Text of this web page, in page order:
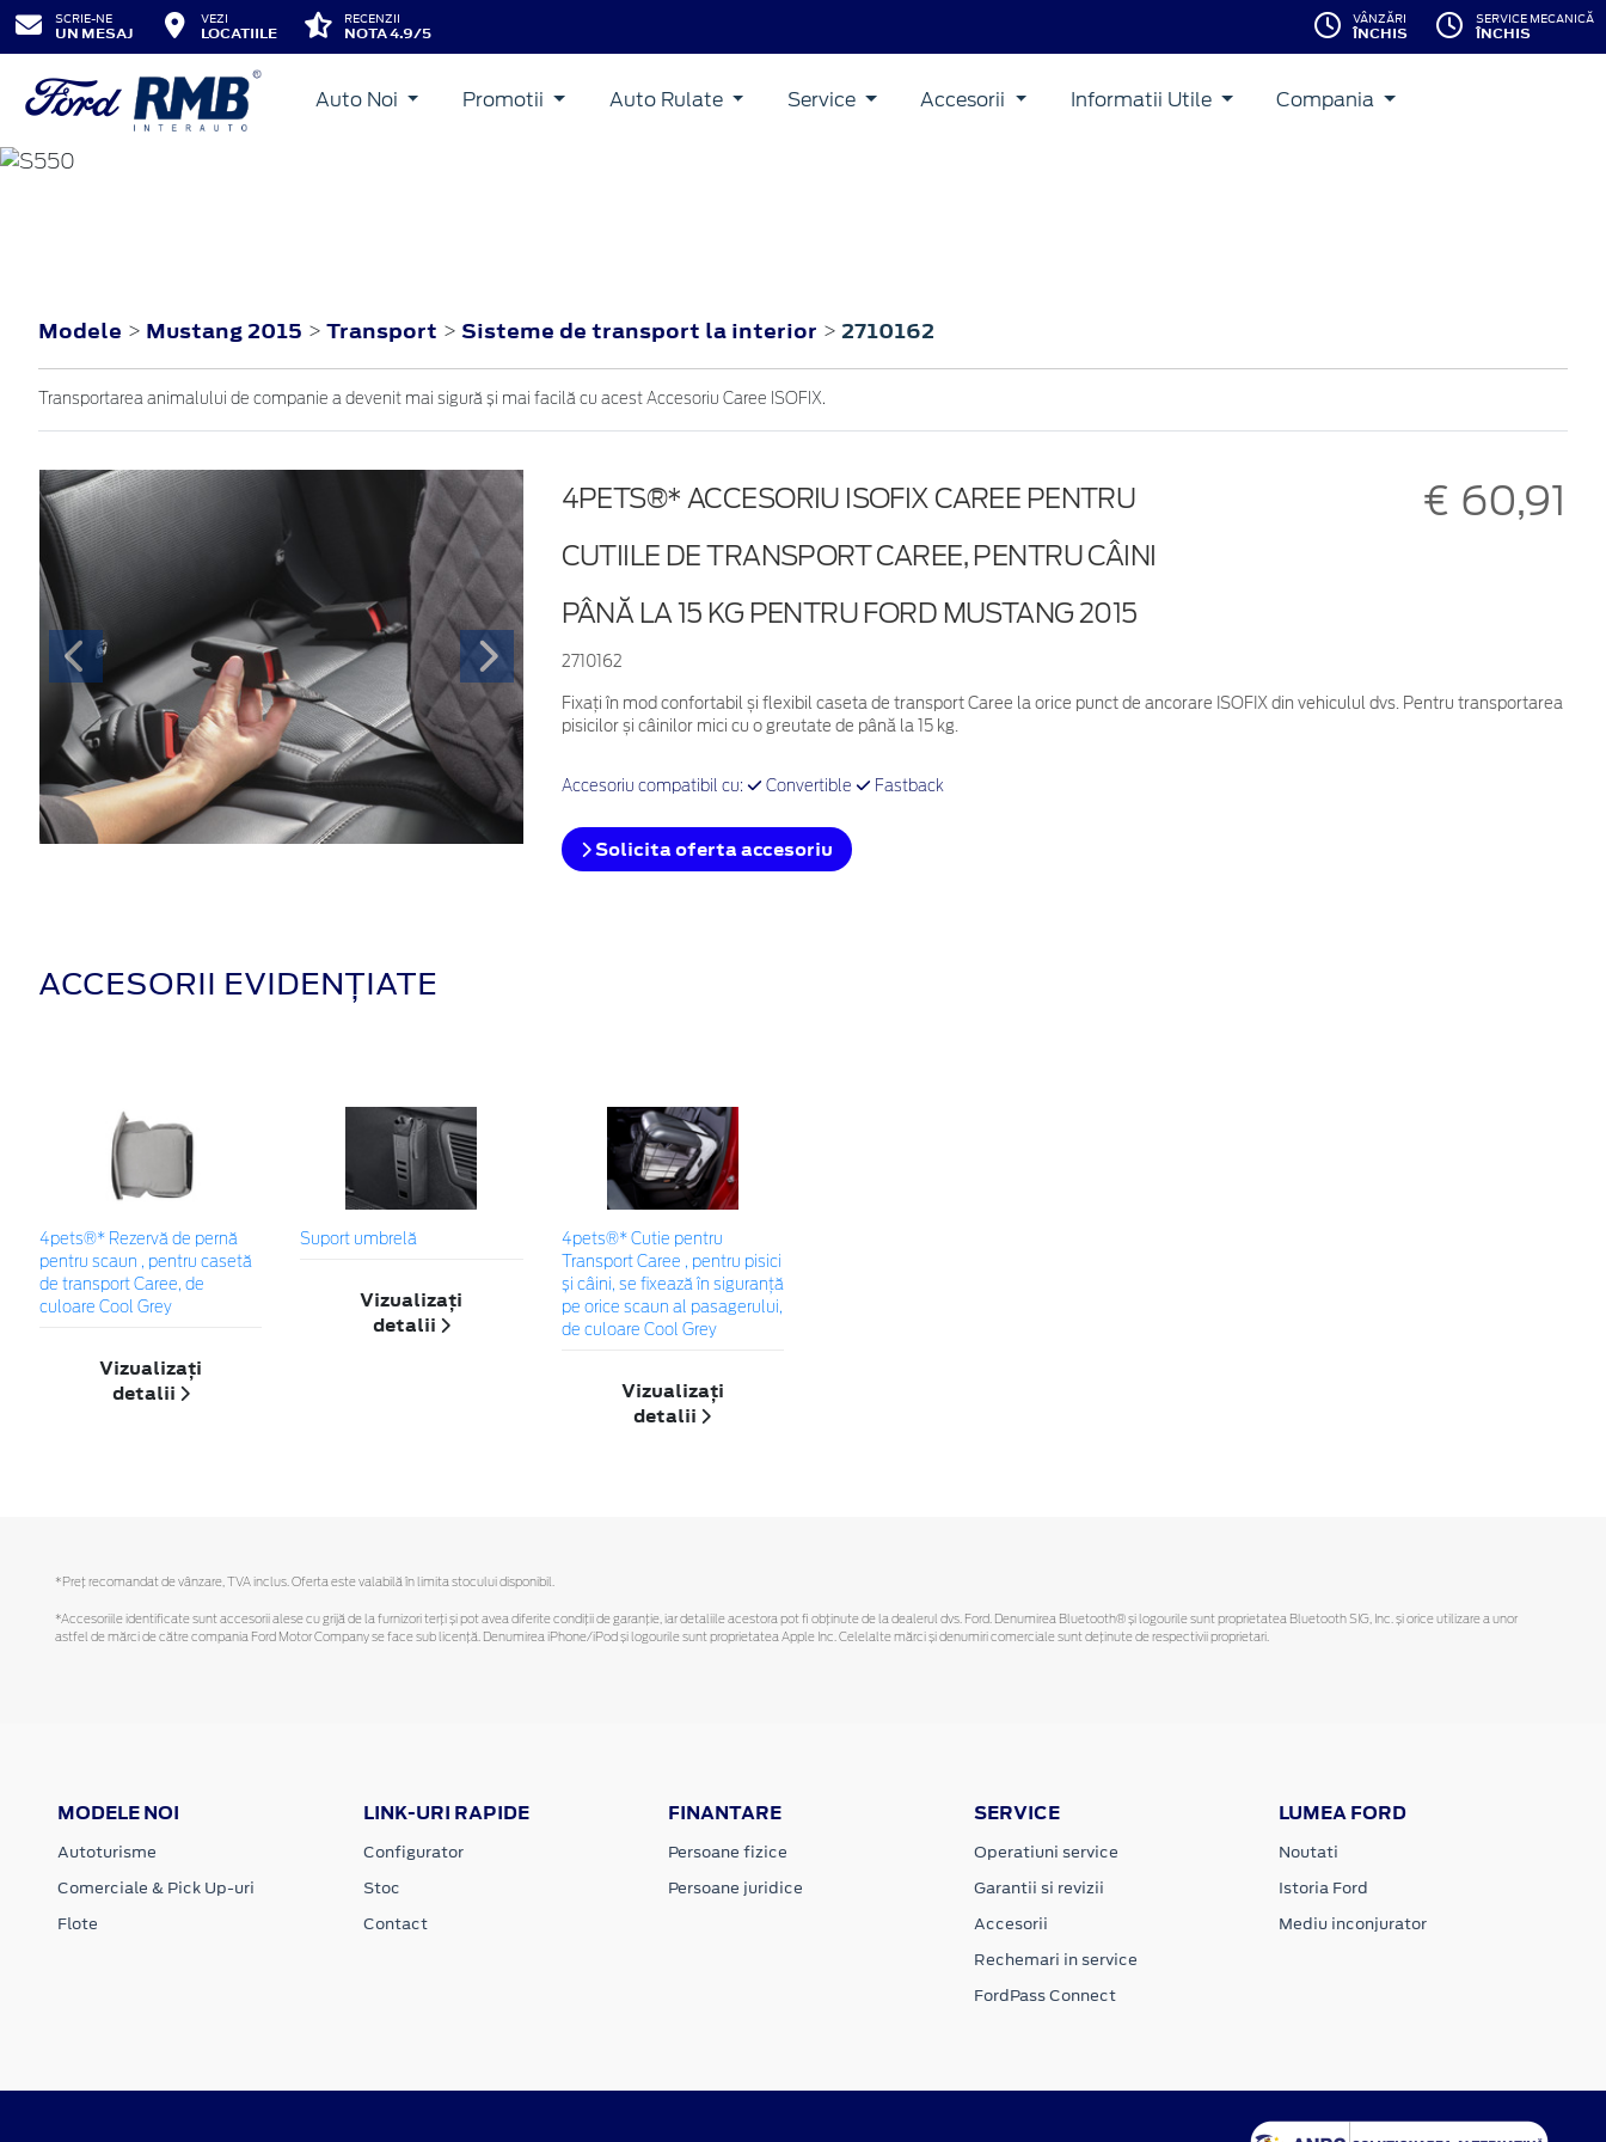
SCRIE-NE
UN MESAJ
VEZI
LOCATIILE
RECENZII
NOTA 4.9/5
VÂNZĂRI
ÎNCHIS
SERVICE MECANICĂ
ÎNCHIS
Auto Noi Promotii Auto Rulate Service Accesorii Informatii Utile Compania
MUSTANG
Modele > Mustang 2015 > Transport > Sisteme de transport la interior > 2710162
Transportarea animalului de companie a devenit mai sigură și mai facilă cu acest Accesoriu Caree ISOFIX.
4PETS®* ACCESORIU ISOFIX CAREE PENTRU
CUTIILE DE TRANSPORT CAREE, PENTRU CÂINI
PÂNĂ LA 15 KG PENTRU FORD MUSTANG 2015
2710162
€ 60,91
Fixați în mod confortabil și flexibil caseta de transport Caree la orice punct de ancorare ISOFIX din vehiculul dvs. Pentru transportarea
pisicilor și câinilor mici cu o greutate de până la 15 kg.
Accesoriu compatibil cu: Convertible Fastback
Solicita oferta accesoriu
ACCESORII EVIDENȚIATE
4pets®* Rezervă de pernă
pentru scaun , pentru casetă
de transport Caree, de
culoare Cool Grey
Vizualizați
detalii
Suport umbrelă
Vizualizați
detalii
4pets®* Cutie pentru
Transport Caree , pentru pisici
și câini, se fixează în siguranță
pe orice scaun al pasagerului,
de culoare Cool Grey
Vizualizați
detalii
*Preţ recomandat de vânzare, TVA inclus. Oferta este valabilă în limita stocului disponibil.
*Accesoriile identificate sunt accesorii alese cu grijă de la furnizori terți și pot avea diferite condiții de garanție, iar detaliile acestora pot fi obținute de la dealerul dvs. Ford. Denumirea Bluetooth® și logourile sunt proprietatea Bluetooth SIG, Inc. și orice utilizare a unor
astfel de mărci de către compania Ford Motor Company se face sub licență. Denumirea iPhone/iPod și logourile sunt proprietatea Apple Inc. Celelalte mărci și denumiri comerciale sunt deținute de respectivii proprietari.
MODELE NOI
Autoturisme
Comerciale & Pick Up-uri
Flote
LINK-URI RAPIDE
Configurator
Stoc
Contact
FINANTARE
Persoane fizice
Persoane juridice
SERVICE
Operatiuni service
Garantii si revizii
Accesorii
Rechemari in service
FordPass Connect
LUMEA FORD
Noutati
Istoria Ford
Mediu inconjurator